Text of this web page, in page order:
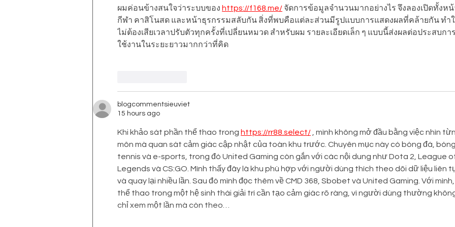
ผมค่อนข้างสนใจว่าระบบของ https://f168.me/ จัดการข้อมูลจำนวนมากอย่างไร จึงลองเปิดทั้งหน้
กีฬา คาสิโนสด และหน้าธุรกรรมสลับกัน สิ่งที่พบคือแต่ละส่วนมีรูปแบบการแสดงผลที่คล้ายกัน ทำ
ไม่ต้องเสียเวลาปรับตัวทุกครั้งที่เปลี่ยนหมวด สำหรับผม รายละเอียดเล็ก ๆ แบบนี้ส่งผลต่อประสบก
ใช้งานในระยะยาวมากกว่าที่คิด
blogcommentsieuviet
15 hours ago
Khi khảo sát phần thể thao trong https://rr88.select/ , mình không mở đầu bằng việc nhìn
môn mà quan sát cảm giác cập nhật của toàn khu trước. Chuyên mục này có bóng đá, bóng
tennis và e-sports, trong đó United Gaming còn gắn với các nội dung như Dota 2, League
Legends và CS:GO. Mình thấy đây là khu phù hợp với người dùng thích theo dõi dữ liệu liên
và quay lại nhiều lần. Sau đó mình đọc thêm về CMD 368, Sbobet và United Gaming. Với mình,
thể thao trong một hệ sinh thái giải trí cần tạo cảm giác rõ ràng, vì người dùng thường
chỉ xem một lần mà còn theo…